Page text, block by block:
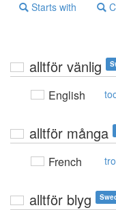
Starts with
alltför vänlig
English
alltför många
French
alltför blyg